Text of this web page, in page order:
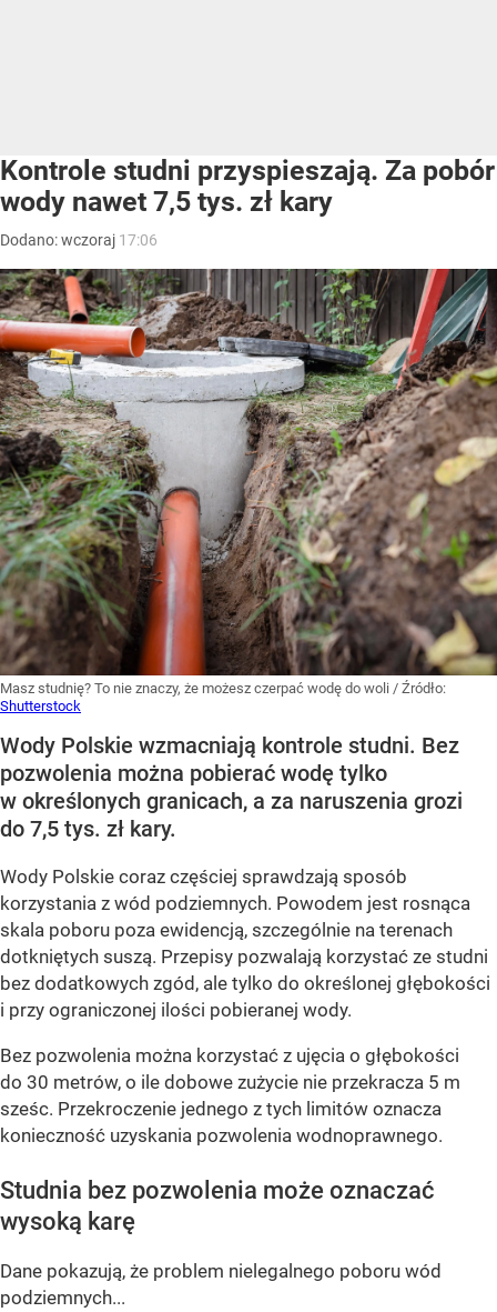
Kontrole studni przyspieszają. Za pobór
wody nawet 7,5 tys. zł kary
Dodano:wczoraj 17:06
Masz studnię? To nie znaczy, że możesz czerpać wodę do woli / Źródło:
Shutterstock
Wody Polskie wzmacniają kontrole studni. Bez
pozwolenia można pobierać wodę tylko
w określonych granicach, a za naruszenia grozi
do 7,5 tys. zł kary.
Wody Polskie coraz częściej sprawdzają sposób
korzystania z wód podziemnych. Powodem jest rosnąca
skala poboru poza ewidencją, szczególnie na terenach
dotkniętych suszą. Przepisy pozwalają korzystać ze studni
bez dodatkowych zgód, ale tylko do określonej głębokości
i przy ograniczonej ilości pobieranej wody.
Bez pozwolenia można korzystać z ujęcia o głębokości
do 30 metrów, o ile dobowe zużycie nie przekracza 5 m
sześc. Przekroczenie jednego z tych limitów oznacza
konieczność uzyskania pozwolenia wodnoprawnego.
Studnia bez pozwolenia może oznaczać
wysoką karę
Dane pokazują, że problem nielegalnego poboru wód
podziemnych...